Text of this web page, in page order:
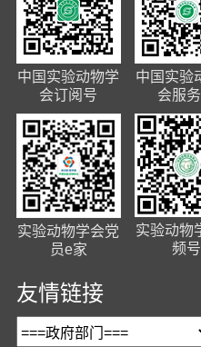
中国实验动物学
会订阅号
中国实验
会服
实验动物学会党
员e家
实验动物
频号
友情链接